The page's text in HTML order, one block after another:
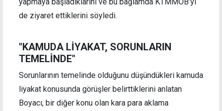
de ziyaret ettiklerini söyledi.
"KAMUDA LİYAKAT, SORUNLARIN
TEMELİNDE"
Sorunlarının temelinde olduğunu düşündükleri kamuda
liyakat konusunda görüşler belirttiklerini anlatan
Boyacı, bir diğer konu olan kara para aklama